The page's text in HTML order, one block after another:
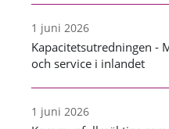
1 juni 2026
Kapacitetsutredningen -
och service i inlandet
1 juni 2026